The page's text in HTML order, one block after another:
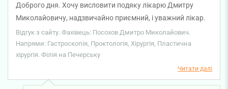
Доброго дня. Хочу висловити подяку лікарю Дмитру
Миколайовичу, надзвичайно приємний, і уважний лікар.
Вчора видаляла атерому, все пройшло швидко і
безболісно, хоча перед прийомом дуже хвилювалась.
Однозначно рекомендую.
Відгук з сайту. Фахівець: Посохов Дмитро Миколайович.
Напрями: Гастроскопія, Проктологія, Хірургія, Пластична
хірургія. Філія на Печерську
Читати далі